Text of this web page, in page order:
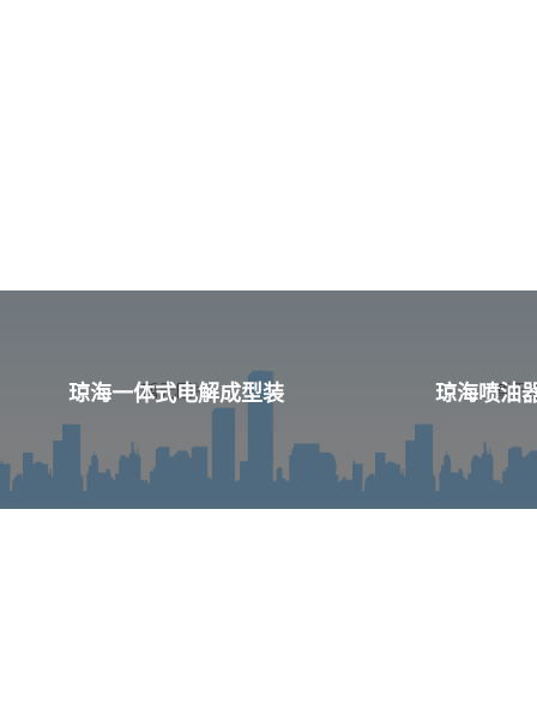
琼海一体式电解成型装 琼海喷油